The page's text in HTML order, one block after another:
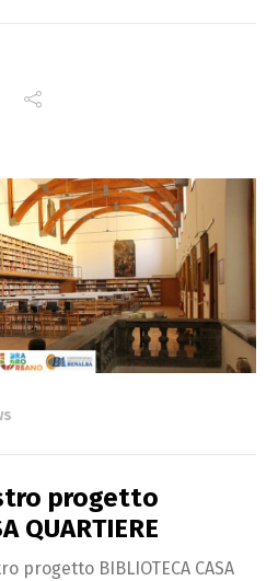
progetto
QUARTIERE
progetto BIBLIOTECA CASA